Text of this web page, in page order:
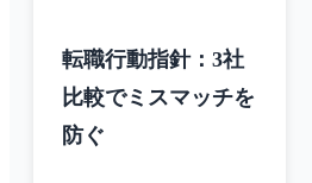
転職行動指針：3社
比較でミスマッチを
防ぐ